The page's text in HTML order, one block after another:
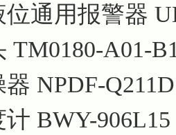
通用报警器
TM0180-A01-
NPDF-
BWY-906L15